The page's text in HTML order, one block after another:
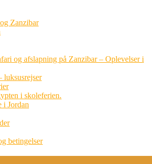
Zanzibar
og afslapning på Zanzibar – Oplevelser i
luksusrejser
i skoleferien.
i Jordan
betingelser